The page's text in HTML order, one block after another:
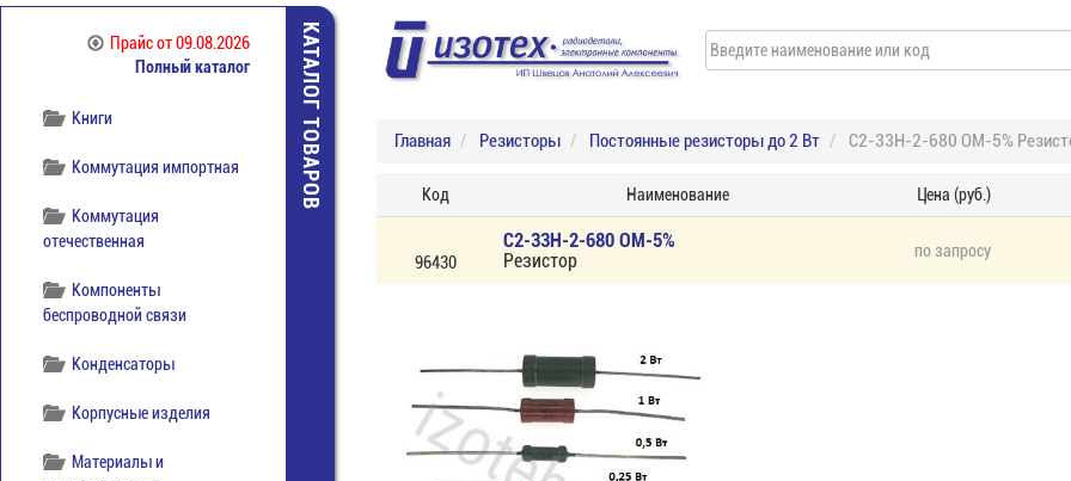
Прайсот 09.08.2026
Полный каталог
Кабельная продукция
Книги
Коммутация импортная
Коммутация
отечественная
Компоненты
беспроводной связи
Конденсаторы
Корпусные изделия
Материалы и
КАТАЛОГ ТОВАРОВ Главная Резисторы Постоянные резисторы до 2 Вт С2-33Н-2-680 ОМ-5%
Код Наименование Цена (руб.)
96430
С2-33Н-2-680 ОМ-5%
Резистор
по запросу